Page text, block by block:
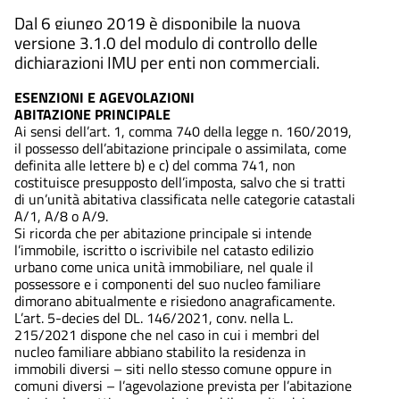
Dal 6 giungo 2019 è disponibile la nuova
versione 3.1.0 del modulo di controllo delle
dichiarazioni IMU per enti non commerciali.
ESENZIONI E AGEVOLAZIONI
ABITAZIONE PRINCIPALE
Ai sensi dell’art. 1, comma 740 della legge n. 160/2019,
il possesso dell’abitazione principale o assimilata, come
definita alle lettere b) e c) del comma 741, non
costituisce presupposto dell’imposta, salvo che si tratti
di un’unità abitativa classificata nelle categorie catastali
A/1, A/8 o A/9.
Si ricorda che per abitazione principale si intende
l’immobile, iscritto o iscrivibile nel catasto edilizio
urbano come unica unità immobiliare, nel quale il
possessore e i componenti del suo nucleo familiare
dimorano abitualmente e risiedono anagraficamente.
L’art. 5-decies del DL. 146/2021, conv. nella L.
215/2021 dispone che nel caso in cui i membri del
nucleo familiare abbiano stabilito la residenza in
immobili diversi – siti nello stesso comune oppure in
comuni diversi – l’agevolazione prevista per l’abitazione